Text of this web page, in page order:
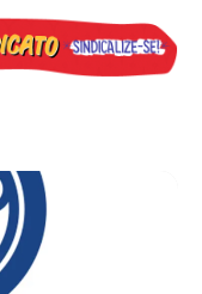
denunciada de cometer